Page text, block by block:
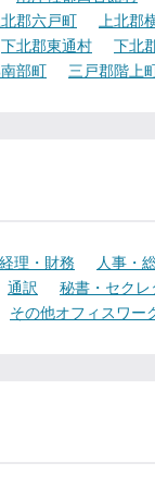
北郡六戸町 上北郡
下北郡東通村 下北
部町 三戸郡階上
経理・財務 人事・
通訳 秘書・セクレ
その他オフィスワー